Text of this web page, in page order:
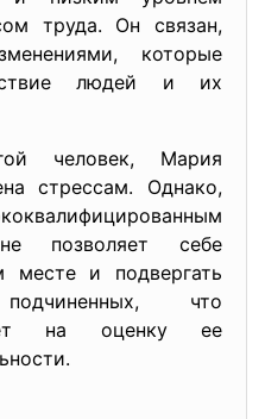
труда. Он связан,
которые
людей и их
человек, Мария
стрессам. Однако,
позволяет себе
месте и подвергать
что
на оценку ее